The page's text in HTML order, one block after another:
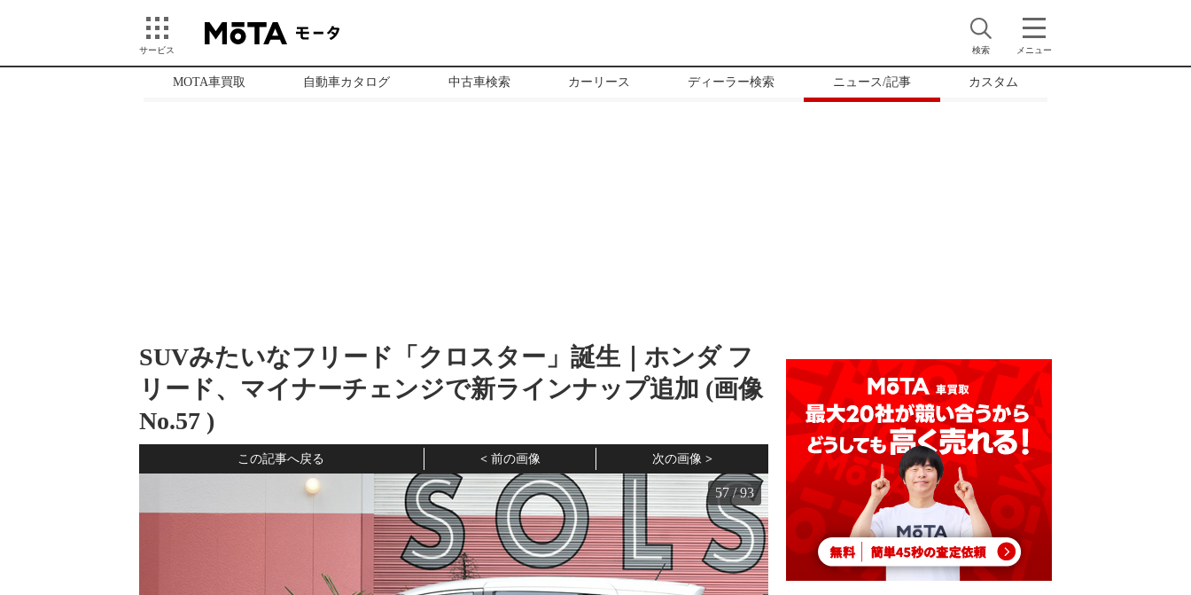
サービス 検索 メニュー
MOTA車買取 自動車カタログ 中古車検索 カーリース ディーラー検索 ニュース/記事 カスタム
SUVみたいなフリード「クロスター」誕生｜ホンダ フ
リード、マイナーチェンジで新ラインナップ追加 (画像
No.57 )
この記事へ戻る 前の画像 次の画像
57/93